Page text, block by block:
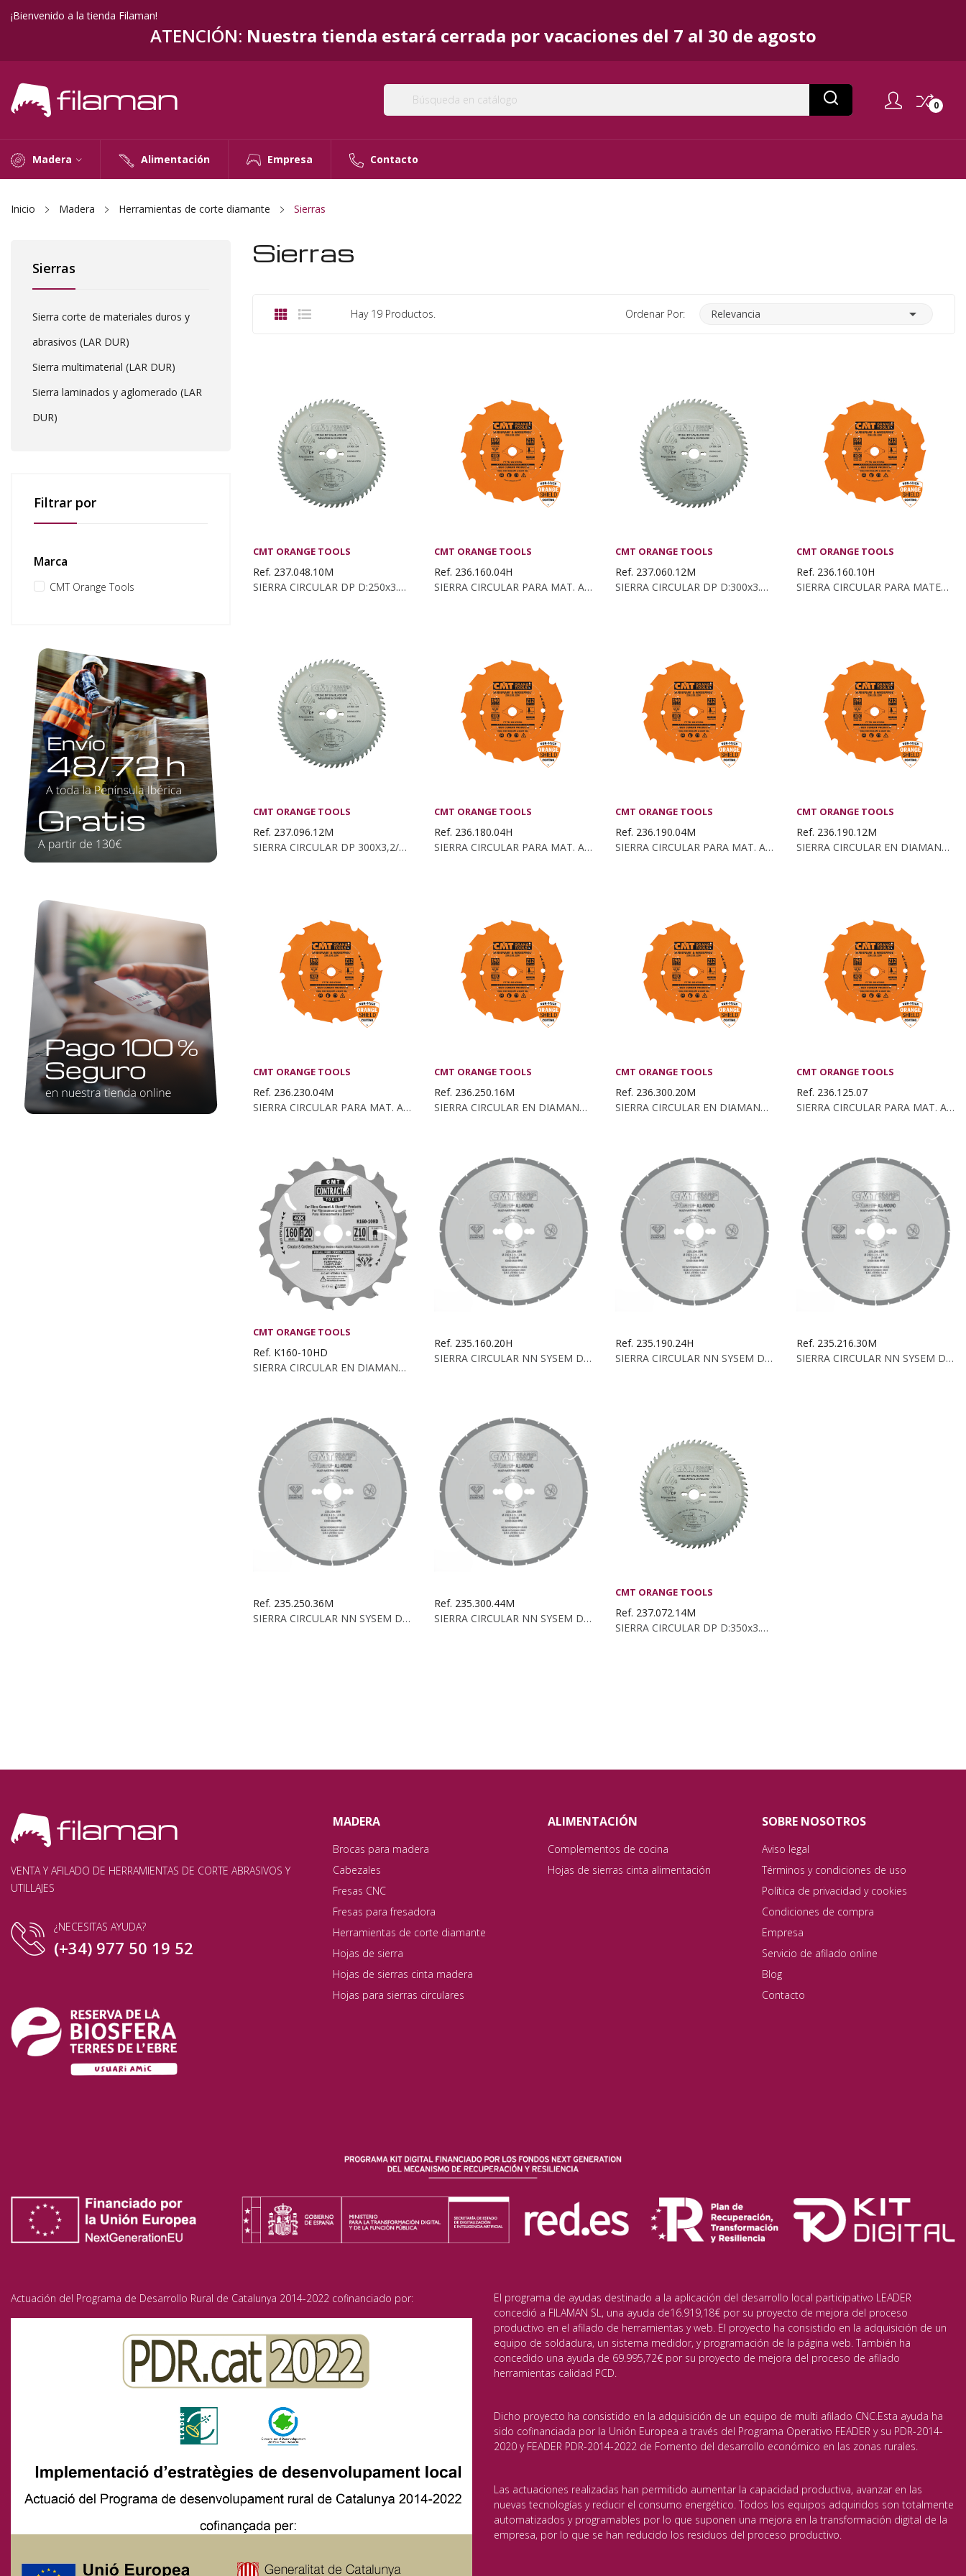
¡Bienvenido a la tienda Filaman!
ATENCIÓN: Nuestra tienda estará cerrada por vacaciones del 7 al 30 de agosto
0
Madera Alimentación Empresa Contacto
Inicio Madera Herramientas de corte diamante Sierras
Sierras
Sierra corte de materiales duros y
abrasivos (LAR DUR)
Sierra multimaterial (LAR DUR)
Sierra laminados y aglomerado (LAR
DUR)
Filtrar por
Marca
CMT Orange Tools
Sierras
Hay 19 Productos. Ordenar Por: Relevancia 
CMT ORANGE TOOLS
Ref. 237.048.10M
SIERRA CIRCULAR DP D:250x3.2/2.2x30 Z:48 TCG
CMT ORANGE TOOLS
Ref. 236.160.04H
SIERRA CIRCULAR PARA MAT. ABRASIVOS...
CMT ORANGE TOOLS
Ref. 237.060.12M
SIERRA CIRCULAR DP D:300x3.2/2.2x30 Z:60 TCG
CMT ORANGE TOOLS
Ref. 236.160.10H
SIERRA CIRCULAR PARA MATERIALES DUROS/...
CMT ORANGE TOOLS
Ref. 237.096.12M
SIERRA CIRCULAR DP 300X3,2/2,2X30 Z96 TCG
CMT ORANGE TOOLS
Ref. 236.180.04H
SIERRA CIRCULAR PARA MAT. ABRASIVOS...
CMT ORANGE TOOLS
Ref. 236.190.04M
SIERRA CIRCULAR PARA MAT. ABRASIVOS...
CMT ORANGE TOOLS
Ref. 236.190.12M
SIERRA CIRCULAR EN DIAMANTE PARA MAT. ABRASIVOS...
CMT ORANGE TOOLS
Ref. 236.230.04M
SIERRA CIRCULAR PARA MAT. ABRASIVOS...
CMT ORANGE TOOLS
Ref. 236.250.16M
SIERRA CIRCULAR EN DIAMANTE PARA MAT. ABRASIVOS...
CMT ORANGE TOOLS
Ref. 236.300.20M
SIERRA CIRCULAR EN DIAMANTE PARA MAT. ABRASIVOS...
CMT ORANGE TOOLS
Ref. 236.125.07
SIERRA CIRCULAR PARA MAT. ABRASIVOS...
CMT ORANGE TOOLS
Ref. K160-10HD
SIERRA CIRCULAR EN DIAMANTE PARA MAT. ABRASIVOS...
Ref. 235.160.20H
SIERRA CIRCULAR NN SYSEM DP 160X2.2 1.6X20 Z20HR
Ref. 235.190.24H
SIERRA CIRCULAR NN SYSEM DP 190X2.5 2X30 Z24HR
Ref. 235.216.30M
SIERRA CIRCULAR NN SYSEM DP 216X2.5 2X30 Z30HR
Ref. 235.250.36M
SIERRA CIRCULAR NN SYSEM DP 250X2.5 2X36 Z30HR
Ref. 235.300.44M
SIERRA CIRCULAR NN SYSEM DP 300X2.5 2X30 Z44HR
CMT ORANGE TOOLS
Ref. 237.072.14M
SIERRA CIRCULAR DP D:350x3.5/2.5x30 Z:72 TCG
VENTA Y AFILADO DE HERRAMIENTAS DE CORTE ABRASIVOS Y
UTILLAJES
¿NECESITAS AYUDA?
(+34) 977 50 19 52
MADERA
Brocas para madera
Cabezales
Fresas CNC
Fresas para fresadora
Herramientas de corte diamante
Hojas de sierra
Hojas de sierras cinta madera
Hojas para sierras circulares
ALIMENTACIÓN
Complementos de cocina
Hojas de sierras cinta alimentación
SOBRE NOSOTROS
Aviso legal
Términos y condiciones de uso
Política de privacidad y cookies
Condiciones de compra
Empresa
Servicio de afilado online
Blog
Contacto
Actuación del Programa de Desarrollo Rural de Catalunya 2014-2022 cofinanciado por:
El programa de ayudas destinado a la aplicación del desarrollo local participativo LEADER
concedió a FILAMAN SL, una ayuda de16.919,18€ por su proyecto de mejora del proceso
productivo en el afilado de herramientas y web. El proyecto ha consistido en la adquisición de un
equipo de soldadura, un sistema medidor, y programación de la página web. También ha
concedido una ayuda de 69.995,72€ por su proyecto de mejora del proceso de afilado
herramientas calidad PCD.
Dicho proyecto ha consistido en la adquisición de un equipo de multi afilado CNC.Esta ayuda ha
sido cofinanciada por la Unión Europea a través del Programa Operativo FEADER y su PDR-2014-
2020 y FEADER PDR-2014-2022 de Fomento del desarrollo económico en las zonas rurales.
Las actuaciones realizadas han permitido aumentar la capacidad productiva, avanzar en las
nuevas tecnologías y reducir el consumo energético. Todos los equipos adquiridos son totalmente
automatizados y programables por lo que suponen una mejora en la transformación digital de la
empresa, por lo que se han reducido los residuos del proceso productivo.